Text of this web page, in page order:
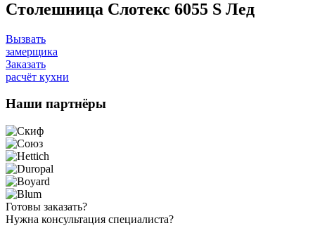
Столешница Слотекс 6055 S Лед
Вызвать
замерщика
Заказать
расчёт кухни
Наши партнёры
Готовы заказать?
Нужна консультация специалиста?